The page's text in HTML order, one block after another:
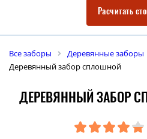
Расчитать
Все заборы
Деревянные заборы
Деревянный забор сплошной
ДЕРЕВЯННЫЙ ЗАБОР